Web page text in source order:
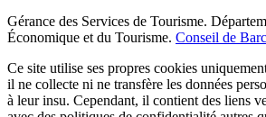
Gérance des Services de Tourisme.
Économique et du Tourisme. Conseil de
Ce site utilise ses propres cookies
il ne collecte ni ne transfère les données
à leur insu. Cependant, il contient des liens